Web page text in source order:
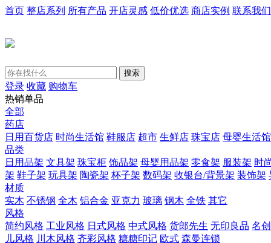
首页 整店系列 所有产品 开店灵感 低价优选 商店实例 联系我们
搜索
登录 收藏 购物车
热销单品
全部
药店
日用百货店 时尚生活馆 鞋服店 超市 生鲜店 珠宝店 母婴生活馆
品类
日用品架 文具架 珠宝柜 饰品架 母婴用品架 零食架 服装架 时
架 鞋子架 玩具架 陶瓷架 杯子架 数码架 收银台/背景架 装饰架
材质
实木 不锈钢 全木 铝合金 亚克力 玻璃 钢木 全铁 其它
风格
简约风格 工业风格 日式风格 中式风格 货郎先生 无印良品 名
儿风格 川木风格 齐彩风格 糖糖印记 欧式 森曼连锁